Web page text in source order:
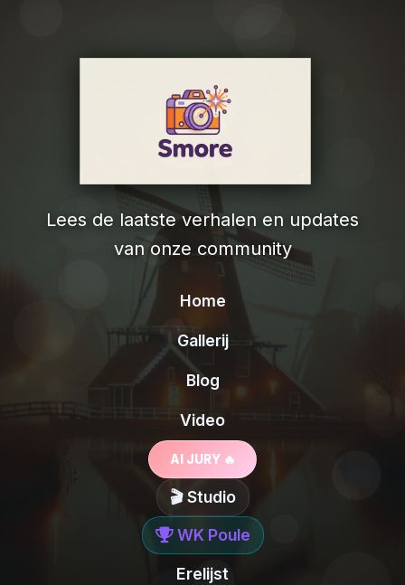
Lees de laatste verhalen en updates
van onze community
Home
Gallerij
Blog
Video
AI JURY 🔥
🎬 Studio
WK Poule
Erelijst